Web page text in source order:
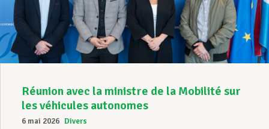
Réunion avec la ministre de la Mobilité sur
les véhicules autonomes
6 mai 2026 Divers